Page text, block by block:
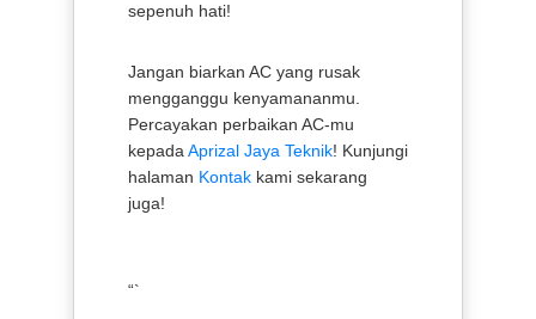
sepenuh hati!
Jangan biarkan AC yang rusak
mengganggu kenyamananmu.
Percayakan perbaikan AC-mu
kepadaAprizal Jaya Teknik! Kunjungi
halaman Kontakkami sekarang
juga!
“`